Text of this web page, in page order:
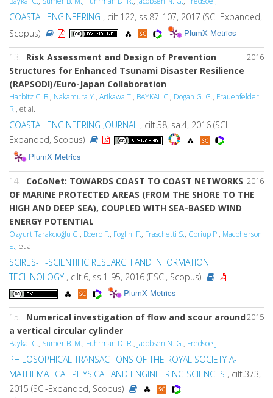
COASTAL ENGINEERING , cilt.122, ss.87-107, 2017 (SCI-Expanded,
Scopus)
PlumX Metrics
2016
13. Risk Assessment and Design of Prevention
Structures for Enhanced Tsunami Disaster Resilience
(RAPSODI)/Euro-Japan Collaboration
Harbitz C. B., Nakamura Y., Arikawa T., BAYKAL C., Dogan G. G., Frauenfelder
R., et al.
COASTAL ENGINEERING JOURNAL , cilt.58, sa.4, 2016 (SCI-
Expanded, Scopus)
PlumX Metrics
2016
14.
CoCoNet: TOWARDS COAST TO COAST NETWORKS
OF MARINE PROTECTED AREAS (FROM THE SHORE TO THE
HIGH AND DEEP SEA), COUPLED WITH SEA-BASED WIND
ENERGY POTENTIAL
Özyurt Tarakcıoğlu G., Boero F., Foglini F., Fraschetti S., Goriup P., Macpherson
E., et al.
SCIRES-IT-SCIENTIFIC RESEARCH AND INFORMATION
TECHNOLOGY , cilt.6, ss.1-95, 2016 (ESCI, Scopus)
PlumX Metrics
2015
15.
Numerical investigation of flow and scour around
a vertical circular cylinder
Baykal C., Sumer B. M., Fuhrman D. R., Jacobsen N. G., Fredsoe J.
PHILOSOPHICAL TRANSACTIONS OF THE ROYAL SOCIETY A-
MATHEMATICAL PHYSICAL AND ENGINEERING SCIENCES , cilt.373,
2015 (SCI-Expanded, Scopus)